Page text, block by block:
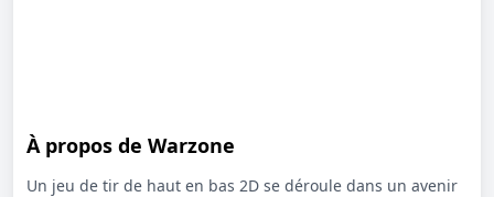
À propos de Warzone
Un jeu de tir de haut en bas 2D se déroule dans un avenir